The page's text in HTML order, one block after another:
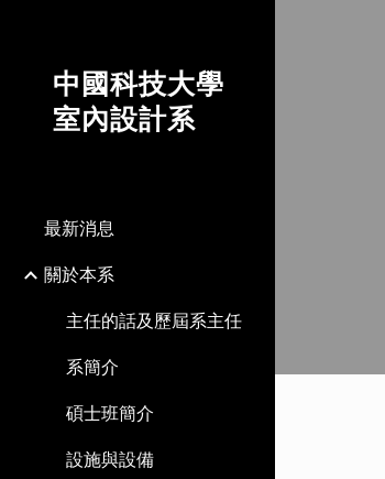
中國科技大學
室內設計系
最新消息
關於本系
主任的話及歷屆系主任
系簡介
碩士班簡介
設施與設備